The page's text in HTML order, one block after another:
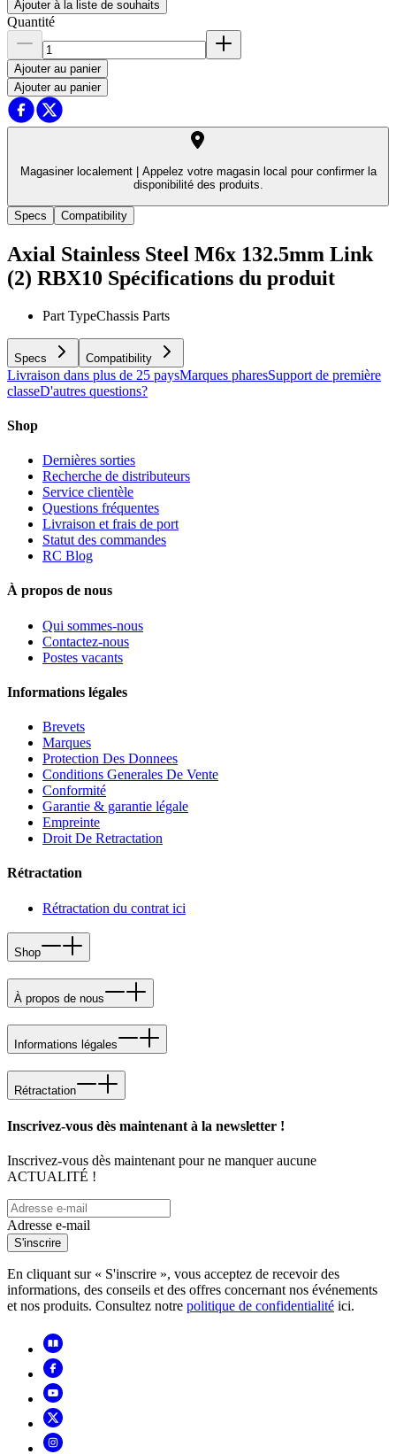
Ajouter à la liste de souhaits
Quantité
Ajouter au panier
Ajouter au panier
Magasiner localement |
Appelez votre magasin local pour confirmer la
disponibilité des produits.
Specs Compatibility
Axial Stainless Steel M6x 132.5mm Link
(2) RBX10 Spécifications du produit
Part TypeChassis Parts
Specs Compatibility
Livraison dans plus de 25 paysMarques pharesSupport de première
classeD'autres questions?
Shop
Dernières sorties
Recherche de distributeurs
Service clientèle
Questions fréquentes
Livraison et frais de port
Statut des commandes
RC Blog
À propos de nous
Qui sommes-nous
Contactez-nous
Postes vacants
Informations légales
Brevets
Marques
Protection Des Donnees
Conditions Generales De Vente
Conformité
Garantie & garantie légale
Empreinte
Droit De Retractation
Rétractation
Rétractation du contrat ici
Shop
À propos de nous
Informations légales
Rétractation
Inscrivez-vous dès maintenant à la newsletter !
Inscrivez-vous dès maintenant pour ne manquer aucune
ACTUALITÉ !
Adresse e-mail
S'inscrire
En cliquant sur « S'inscrire », vous acceptez de recevoir des
informations, des conseils et des offres concernant nos événements
et nos produits. Consultez notre politique de confidentialité ici.